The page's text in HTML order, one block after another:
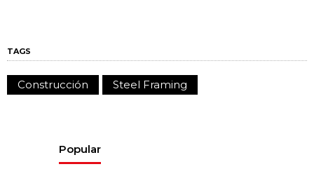
TAGS
Construcción Steel Framing
Popular